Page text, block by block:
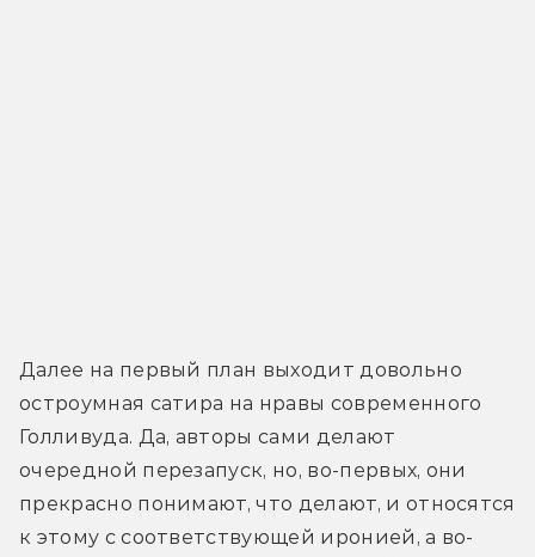
Далее на первый план выходит довольно
остроумная сатира на нравы современного
Голливуда. Да, авторы сами делают
очередной перезапуск, но, во-первых, они
прекрасно понимают, что делают, и относятся
к этому с соответствующей иронией, а во-